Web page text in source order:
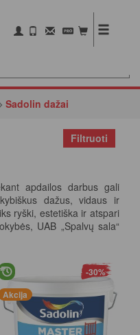
Sadolin dažai
Filtruoti
apdailos darbus gali
dažus, vidaus ir
ryški, estetiška ir atspari
UAB „Spalvų sala“
Akcija
-30%